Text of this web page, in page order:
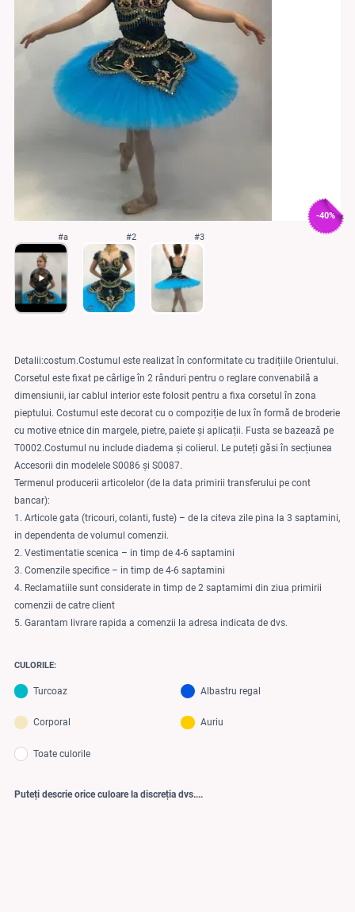
-40%
#a #2 #3
Detalii:costum.Costumul este realizat în conformitate cu tradițiile Orientului.
Corsetul este fixat pe cârlige în 2 rânduri pentru o reglare convenabilă a
dimensiunii, iar cablul interior este folosit pentru a fixa corsetul în zona
pieptului. Costumul este decorat cu o compoziție de lux în formă de broderie
cu motive etnice din margele, pietre, paiete și aplicații. Fusta se bazează pe
T0002.Costumul nu include diadema și colierul. Le puteți găsi în secțiunea
Accesorii din modelele S0086 și S0087.
Termenul producerii articolelor (de la data primirii transferului pe cont
bancar):
1. Articole gata (tricouri, colanti, fuste) – de la citeva zile pina la 3 saptamini,
in dependenta de volumul comenzii.
2. Vestimentatie scenica – in timp de 4-6 saptamini
3. Comenzile specifice – in timp de 4-6 saptamini
4. Reclamatiile sunt considerate in timp de 2 saptamimi din ziua primirii
comenzii de catre client
5. Garantam livrare rapida a comenzii la adresa indicata de dvs.
CULORILE:
Turcoaz Albastru regal
Corporal Auriu
Toate culorile
Puteți descrie orice culoare la discreția dvs....